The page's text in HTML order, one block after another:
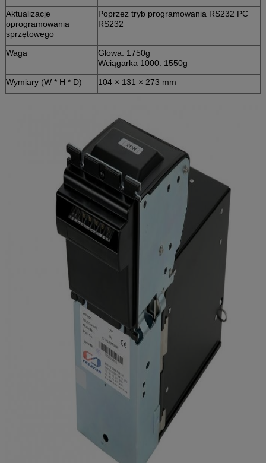
Aktualizacje
oprogramowania
sprzętowego
Poprzez tryb programowania RS232 PC
RS232
Waga
Głowa: 1750g
Wciągarka 1000: 1550g
Wymiary (W * H * D)
104 × 131 × 273 mm